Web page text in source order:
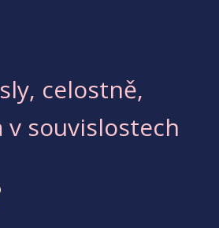
celostně,
v souvislostech